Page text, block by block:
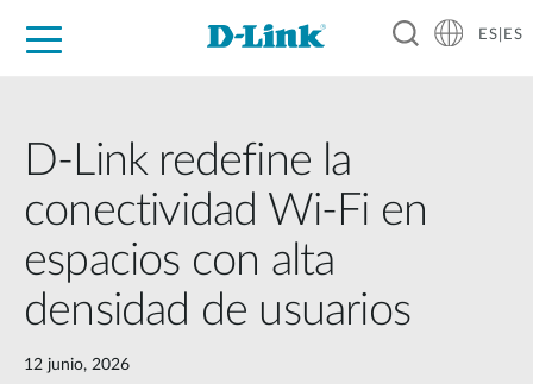
ES|ES
D-Link redefine la
conectividad Wi-Fi en
espacios con alta
densidad de usuarios
12 junio, 2026